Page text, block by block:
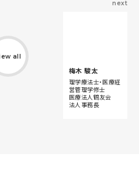
all
next
梅木 駿太
理学療法士・医療経
営管理学修士
医療法人鶴友会
法人事務長